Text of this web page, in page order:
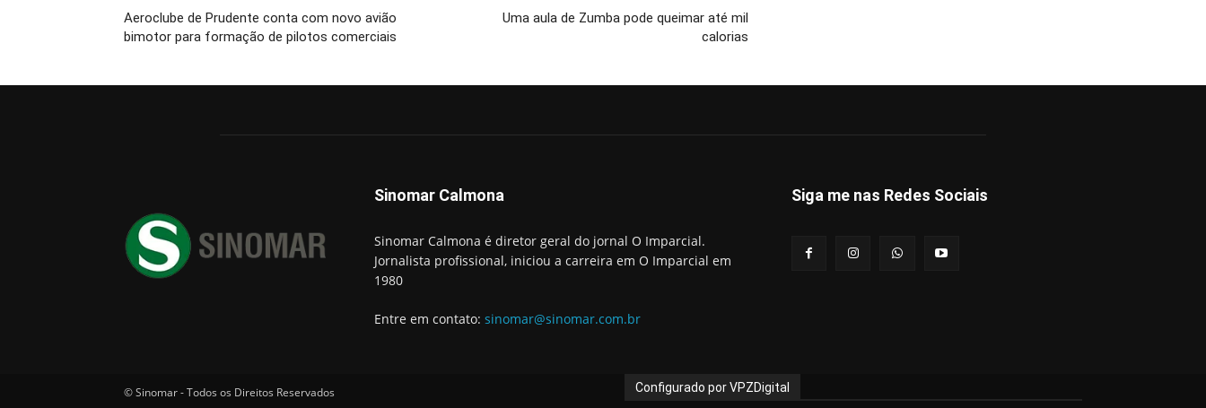
Aeroclube de Prudente conta com novo avião
bimotor para formação de pilotos comerciais
Uma aula de Zumba pode queimar até mil
calorias
Sinomar Calmona
Sinomar Calmona é diretor geral do jornal O Imparcial.
Jornalista profissional, iniciou a carreira em O Imparcial em
1980
Entre em contato: sinomar@sinomar.com.br
Siga me nas Redes Sociais
© Sinomar - Todos os Direitos Reservados Configurado por VPZDigital